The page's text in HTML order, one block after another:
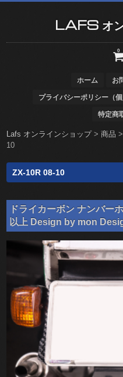
LAFS オン
0
ホーム お
プライバシーポリシー（個
特定商
Lafs オンラインショップ>商品
10
ZX-10R 08-10
ドライカーボン ナンバー
以上 Design by mon